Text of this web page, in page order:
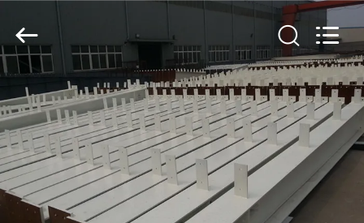
বাড়ি
পণ্য
ভিডিও
Qingdao
All
Rights
Reserved.